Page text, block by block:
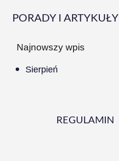
PORADY I ARTYKUŁY
Najnowszy wpis
Sierpień
REGULAMIN